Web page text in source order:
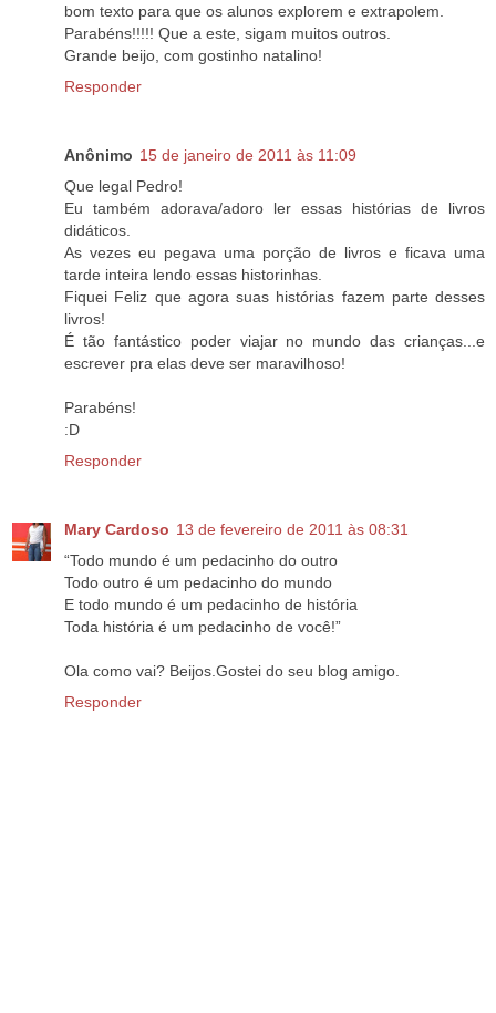
bom texto para que os alunos explorem e extrapolem.
Parabéns!!!!! Que a este, sigam muitos outros.
Grande beijo, com gostinho natalino!
Responder
Anônimo 15 de janeiro de 2011 às 11:09
Que legal Pedro!
Eu também adorava/adoro ler essas histórias de livros
didáticos.
As vezes eu pegava uma porção de livros e ficava uma
tarde inteira lendo essas historinhas.
Fiquei Feliz que agora suas histórias fazem parte desses
livros!
É tão fantástico poder viajar no mundo das crianças...e
escrever pra elas deve ser maravilhoso!
Parabéns!
:D
Responder
Mary Cardoso 13 de fevereiro de 2011 às 08:31
“Todo mundo é um pedacinho do outro
Todo outro é um pedacinho do mundo
E todo mundo é um pedacinho de história
Toda história é um pedacinho de você!”
Ola como vai? Beijos.Gostei do seu blog amigo.
Responder